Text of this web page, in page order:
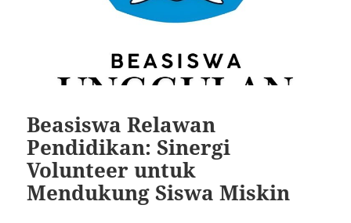
Beasiswa Relawan
Pendidikan: Sinergi
Volunteer untuk
Mendukung Siswa Miskin